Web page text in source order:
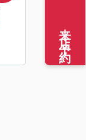
来店予約